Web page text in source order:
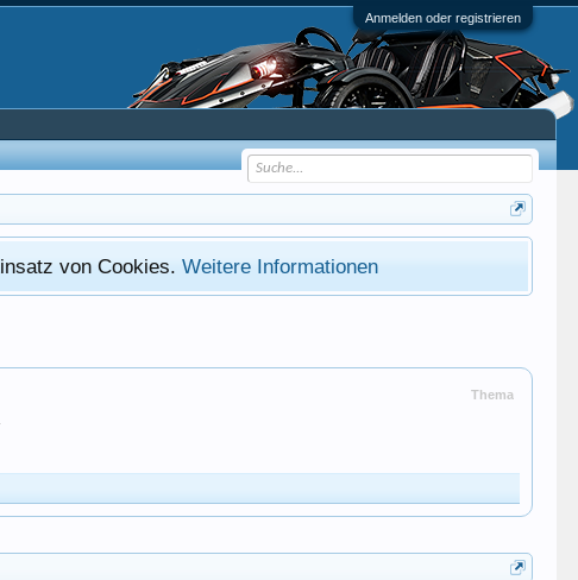
Anmelden oder registrieren
von Cookies.Weitere Informationen
Thema